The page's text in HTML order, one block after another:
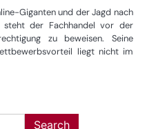
Giganten und der Jagd nach
der Fachhandel vor der
zu beweisen. Seine
liegt nicht im